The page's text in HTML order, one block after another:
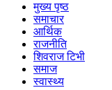
मुख्य पृष्ठ
समाचार
आर्थिक
राजनीति
शिवराज टिभी
समाज
स्वास्थ्य